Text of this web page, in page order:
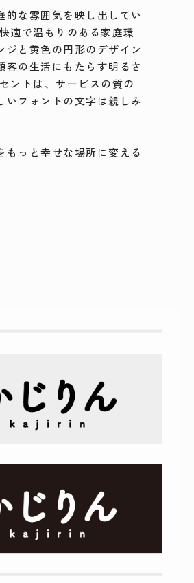
な雰囲気を映し出してい
適で温もりのある家庭環
と黄色の円形のデザイン
の生活にもたらす明るさ
ントは、サービスの質の
フォントの文字は親しみ
っと幸せな場所に変える